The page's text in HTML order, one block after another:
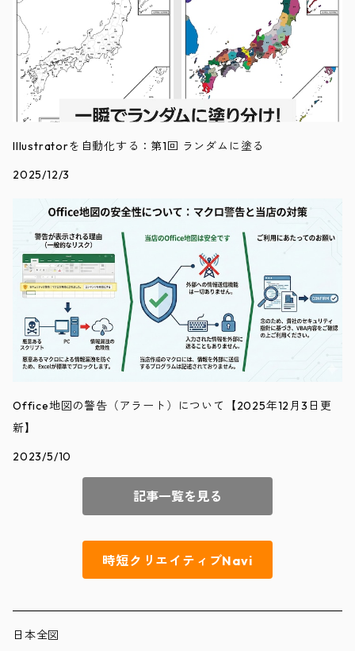
Illustratorを自動化する：第1回 ランダムに塗る
2025/12/3
Office地図の警告（アラート）について【2025年12月3日更
新】
2023/5/10
記事一覧を見る
時短クリエイティブNavi
日本全図